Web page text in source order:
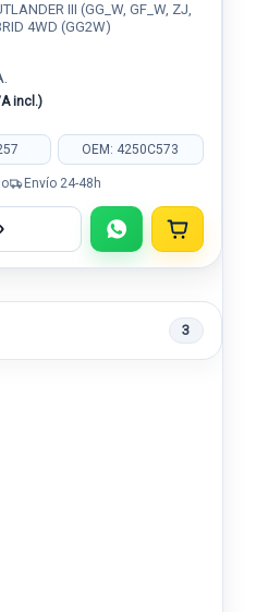
III (GG_W, GF_W, ZJ,
4WD (GG2W)
incl.)
OEM: 4250C573
Envío 24-48h
3